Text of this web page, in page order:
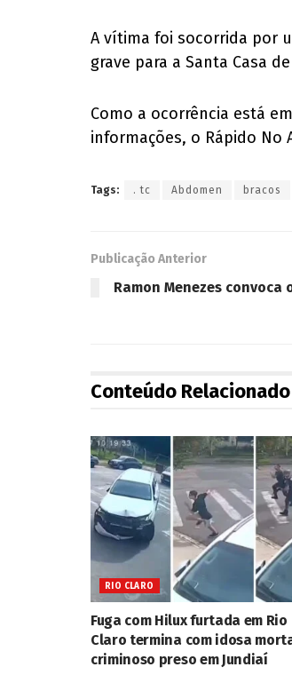
A vítima foi socorrida por
grave para a Santa Casa
Como a ocorrência está
informações, o Rápido No
Tags: . tc Abdomen bracos
Publicação Anterior
Ramon Menezes convoca
Conteúdo Relacionado
RIO CLARO
Fuga com Hilux furtada em Rio
Claro termina com idosa
criminoso preso em Jundiaí